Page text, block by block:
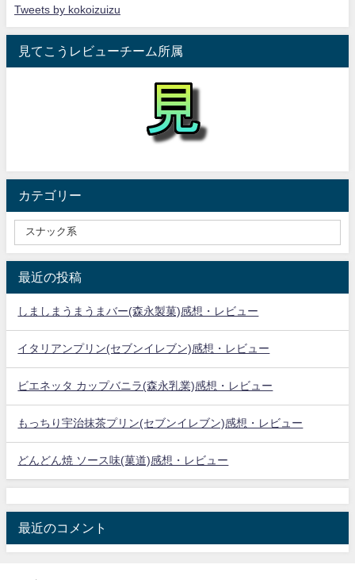
Tweets by kokoizuizu
見てこうレビューチーム所属
カテゴリー
最近の投稿
しましまうまうまバー(森永製菓)感想・レビュー
イタリアンプリン(セブンイレブン)感想・レビュー
ビエネッタ カップバニラ(森永乳業)感想・レビュー
もっちり宇治抹茶プリン(セブンイレブン)感想・レビュー
どんどん焼 ソース味(菓道)感想・レビュー
最近のコメント